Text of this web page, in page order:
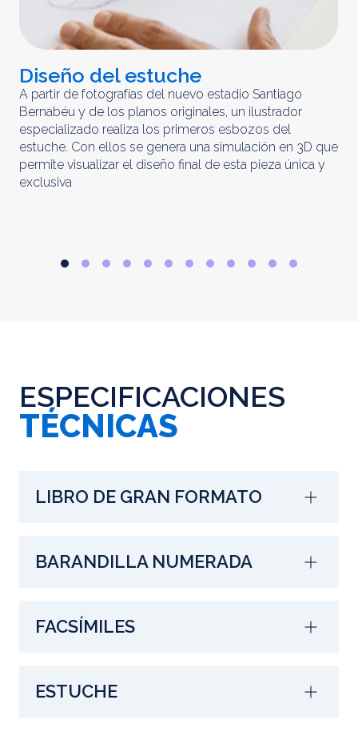
Diseño del estuche
A partir de fotografías del nuevo estadio Santiago
Bernabéu y de los planos originales, un ilustrador
especializado realiza los primeros esbozos del
estuche. Con ellos se genera una simulación en 3D que
permite visualizar el diseño final de esta pieza única y
exclusiva
ESPECIFICACIONES
TÉCNICAS
LIBRO DE GRAN FORMATO
BARANDILLA NUMERADA
FACSÍMILES
ESTUCHE